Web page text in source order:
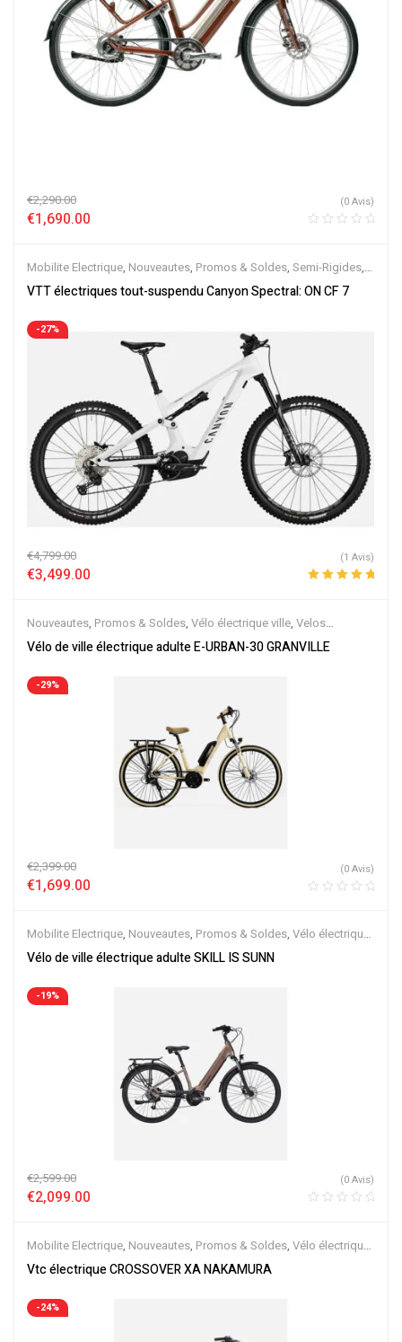
€2,290.00
€1,690.00
(0 Avis)
Mobilite Electrique, Nouveautes, Promos & Soldes, Semi-Rigides,
Vélo électrique ville,Velos Electriques,VTT Électriques
VTT électriques tout-suspendu Canyon Spectral: ON CF 7
-27%
€4,799.00
€3,499.00
(1 Avis)
Nouveautes, Promos & Soldes, Vélo électrique ville, Velos
Electriques
Vélo de ville électrique adulte E-URBAN-30 GRANVILLE
-29%
€2,399.00
€1,699.00
(0 Avis)
Mobilite Electrique, Nouveautes, Promos & Soldes, Vélo électrique
ville,Velos Electriques
Vélo de ville électrique adulte SKILL IS SUNN
-19%
€2,599.00
€2,099.00
(0 Avis)
Mobilite Electrique, Nouveautes, Promos & Soldes, Vélo électrique
ville,Velos Electriques,VTC Electrique
Vtc électrique CROSSOVER XA NAKAMURA
-24%